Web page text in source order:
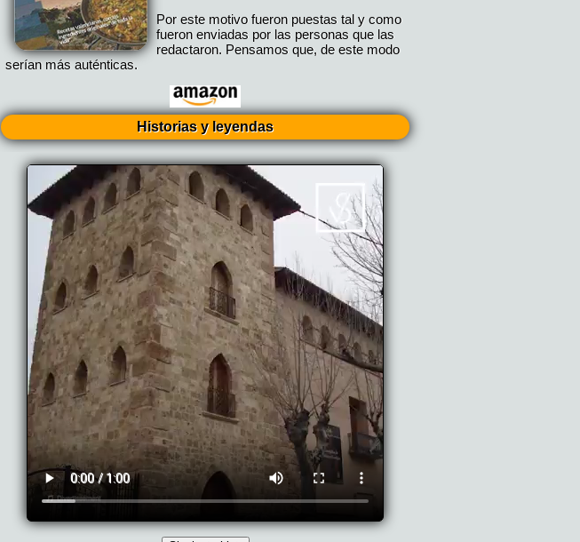
Por este motivo fueron puestas tal y como
fueron enviadas por las personas que las
redactaron. Pensamos que, de este modo
serían más auténticas.
Historias y leyendas